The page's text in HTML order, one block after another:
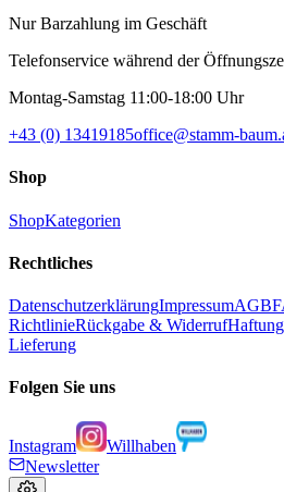
Nur Barzahlung im Geschäft
Telefonservice während der
Montag-Samstag 11:00-18:00 Uhr
+43 (0) 13419185office@stamm-
Shop
ShopKategorien
Rechtliches
DatenschutzerklärungImpressumAGB
RichtlinieRückgabe & Widerruf
Lieferung
Folgen Sie uns
Instagram
Willhaben
Newsletter